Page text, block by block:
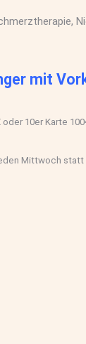
mit
10er Karte
Mittwoch statt